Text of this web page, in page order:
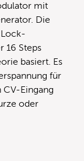
mit
Die
16 Steps
basiert. Es
für
Eingang
oder